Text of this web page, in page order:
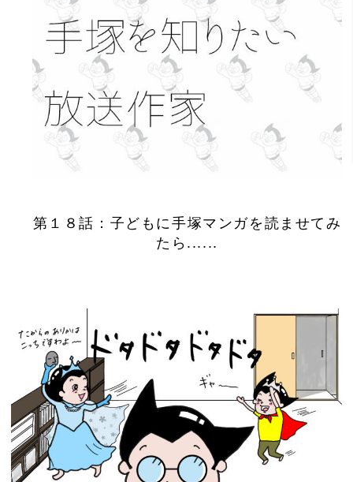
第１８話：子どもに手塚マンガを読ませてみ
たら......